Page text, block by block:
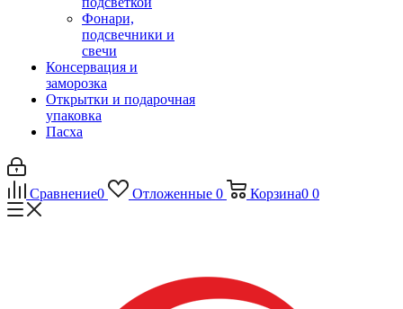
Фонари,
подсвечники и
свечи
Консервация и
заморозка
Открытки и подарочная
упаковка
Пасха
Сравнение0 Отложенные 0 Корзина0 0